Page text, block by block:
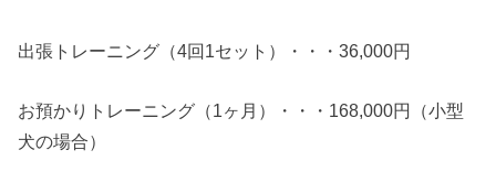
出張トレーニング（4回1セット）・・・36,000円
お預かりトレーニング（1ヶ月）・・・168,000円（小型
犬の場合）